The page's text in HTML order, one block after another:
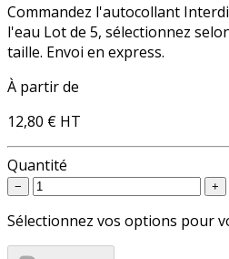
Commandez l'autocollant
l'eau Lot de 5, sélectionnez
taille. Envoi en express.
À partir de
12,80 € HT
Quantité
− +
Sélectionnez vos options pour